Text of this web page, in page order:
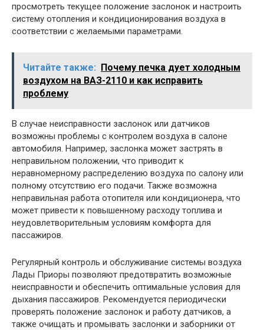
просмотреть текущее положение заслонок и настроить
систему отопления и кондиционирования воздуха в
соответствии с желаемыми параметрами.
Читайте также: Почему печка дует холодным
воздухом на ВАЗ-2110 и как исправить
проблему
В случае неисправности заслонок или датчиков
возможны проблемы с контролем воздуха в салоне
автомобиля. Например, заслонка может застрять в
неправильном положении, что приводит к
неравномерному распределению воздуха по салону или
полному отсутствию его подачи. Также возможна
неправильная работа отопителя или кондиционера, что
может привести к повышенному расходу топлива и
неудовлетворительным условиям комфорта для
пассажиров.
Регулярный контроль и обслуживание системы воздуха
Лады Приоры позволяют предотвратить возможные
неисправности и обеспечить оптимальные условия для
дыхания пассажиров. Рекомендуется периодически
проверять положение заслонок и работу датчиков, а
также очищать и промывать заслонки и заборники от